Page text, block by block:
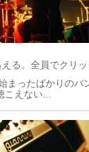
る。全員でクリ
まったばかりのバ
こえない...